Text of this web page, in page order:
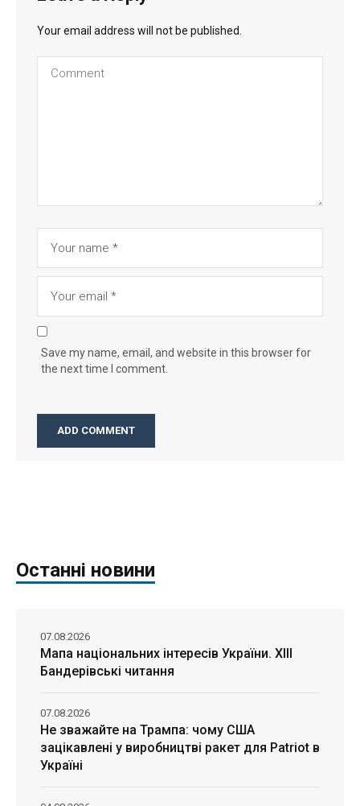
Your email address will not be published.
Save my name, email, and website in this browser for
the next time I comment.
Останні новини
Мапа національних інтересів України. ХІІІ
Бандерівські читання
07.08.2026
Не зважайте на Трампа: чому США
зацікавлені у виробництві ракет для Patriot в
Україні
07.08.2026